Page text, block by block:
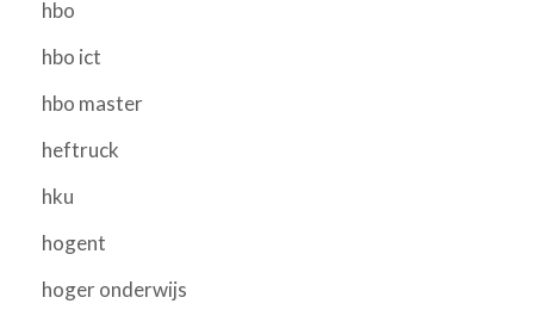
hbo
hbo ict
hbo master
heftruck
hku
hogent
hoger onderwijs